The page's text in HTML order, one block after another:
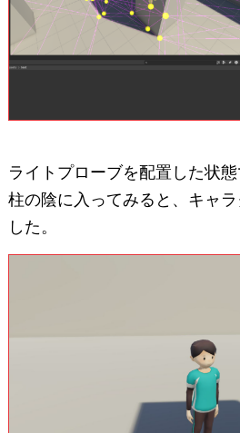
ライトプローブを配置した状
柱の陰に入ってみると、キャ
した。